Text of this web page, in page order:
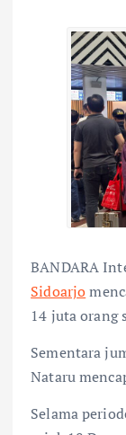
BANDARA
Sidoarjo
14 juta orang
Sementara
Nataru
Selama